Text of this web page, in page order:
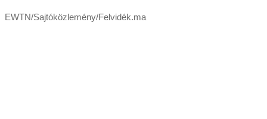
EWTN/Sajtóközlemény/Felvidék.ma